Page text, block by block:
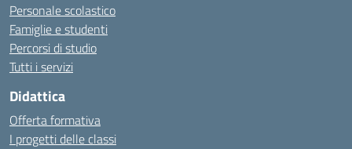
Personale scolastico
Famiglie e studenti
Percorsi di studio
Tutti i servizi
Didattica
Offerta formativa
I progetti delle classi